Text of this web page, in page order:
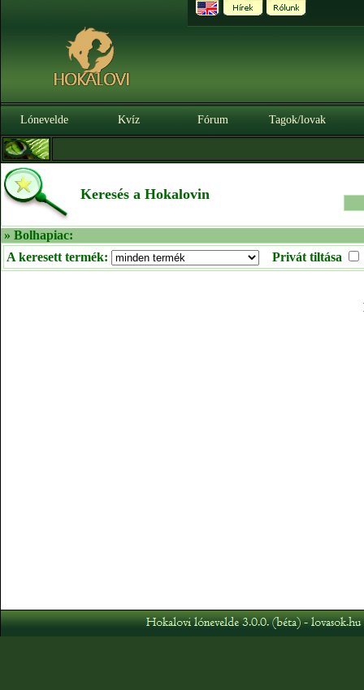
Lónevelde Kvíz Fórum Tagok/lovak
Keresés a Hokalovin
» Bolhapiac:
A keresett termék:
Privát tiltása